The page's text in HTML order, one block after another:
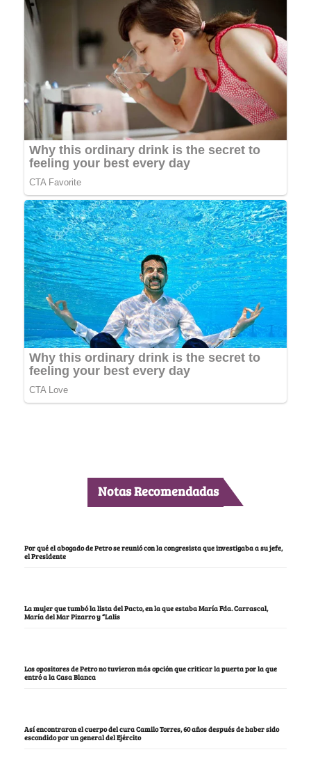
Notas Recomendadas
Por qué el abogado de Petro se reunió con la congresista que investigaba a su jefe,
el Presidente
La mujer que tumbó la lista del Pacto, en la que estaba María Fda. Carrascal,
María del Mar Pizarro y “Lalis
Los opositores de Petro no tuvieron más opción que criticar la puerta por la que
entró a la Casa Blanca
Así encontraron el cuerpo del cura Camilo Torres, 60 años después de haber sido
escondido por un general del Ejército